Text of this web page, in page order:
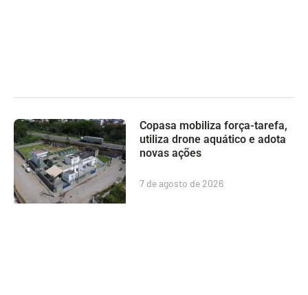
Copasa mobiliza força-tarefa,
utiliza drone aquático e adota
novas ações
7 de agosto de 2026